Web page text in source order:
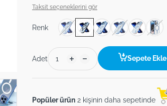
Taksit seçeneklerini gör
Renk
Adet Sepete Ekle
Popüler ürün 2 kişinin daha sepetinde